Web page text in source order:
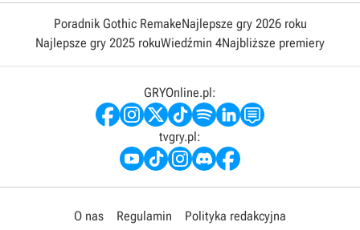
Poradnik Gothic RemakeNajlepsze gry 2026 roku
Najlepsze gry 2025 rokuWiedźmin 4Najbliższe premiery
GRYOnline.pl:
tvgry.pl:
O nas Regulamin
Polityka redakcyjna